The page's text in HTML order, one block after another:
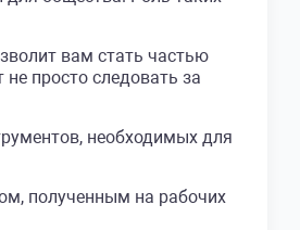
вам стать частью
просто следовать за
необходимых для
полученным на рабочих